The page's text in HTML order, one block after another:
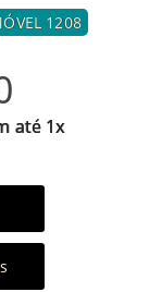
1208
até 1x